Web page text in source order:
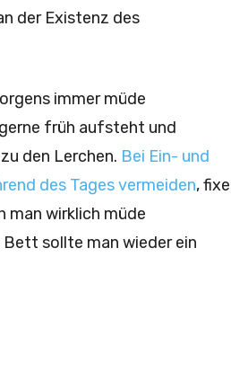
der Existenz des
immer müde
früh aufsteht und
den Lerchen. Bei Ein- und
des Tages vermeiden, fixe
man wirklich müde
sollte man wieder ein